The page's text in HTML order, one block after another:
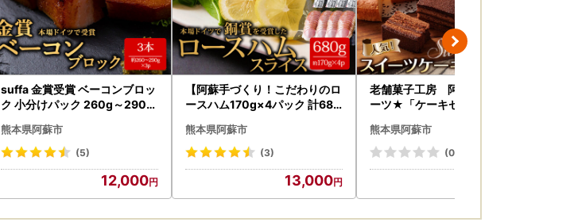
suffa 金賞受賞 ベーコンブロッ
ク 小分けパック 260g～290g
つまみ 豚肉 スモーク 熊本県 阿
蘇市
熊本県阿蘇市
(5)
12,000
【阿蘇手づくり！こだわりのロ
ースハム170g×4パック 計680
房 ふるさと納税ハム ロースハ
ム ハムスライス 豚肉 ふるさと
ライス 真空パック 冷蔵 金賞 冷
熊本県阿蘇市
(3)
13,000
老舗菓子工房 阿蘇の人気スイ
ーツ★「ケーキセット」
熊本県阿蘇市
(0)